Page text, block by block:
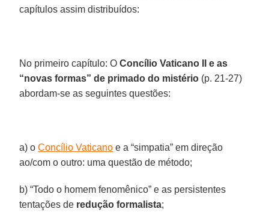
capítulos assim distribuídos:
No primeiro capítulo: OConcílio Vaticano II e as
“novas formas” de primado do mistério (p. 21-27)
abordam-se as seguintes questões:
a) oConcílio Vaticano e a “simpatia” em direção
ao/com o outro: uma questão de método;
b) “Todo o homem fenomênico” e as persistentes
tentações de redução formalista;